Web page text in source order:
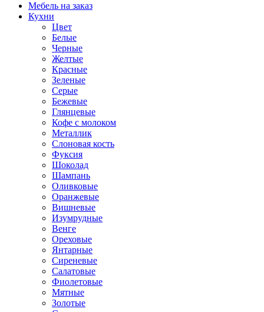
Мебель на заказ
Кухни
Цвет
Белые
Черные
Желтые
Красные
Зеленые
Серые
Бежевые
Глянцевые
Кофе с молоком
Металлик
Слоновая кость
Фуксия
Шоколад
Шампань
Оливковые
Оранжевые
Вишневые
Изумрудные
Венге
Ореховые
Янтарные
Сиреневые
Салатовые
Фиолетовые
Мятные
Золотые